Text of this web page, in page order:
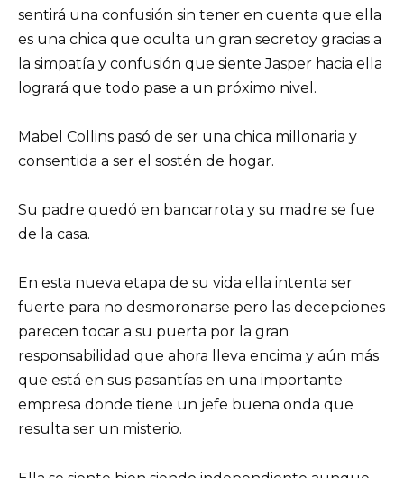
sentirá una confusión sin tener en cuenta que ella
es una chica que oculta un gran secretoy gracias a
la simpatía y confusión que siente Jasper hacia ella
logrará que todo pase a un próximo nivel.
Mabel Collins pasó de ser una chica millonaria y
consentida a ser el sostén de hogar.
Su padre quedó en bancarrota y su madre se fue
de la casa.
En esta nueva etapa de su vida ella intenta ser
fuerte para no desmoronarse pero las decepciones
parecen tocar a su puerta por la gran
responsabilidad que ahora lleva encima y aún más
que está en sus pasantías en una importante
empresa donde tiene un jefe buena onda que
resulta ser un misterio.